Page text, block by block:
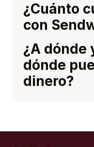
¿Cuánto
con
¿A dónde
dónde
dinero?